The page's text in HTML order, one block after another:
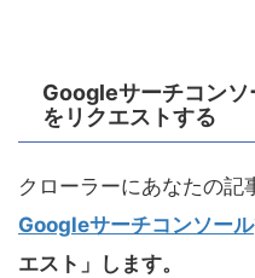
Googleサーチコン
をリクエストする
クローラーにあなたの記
Googleサーチコンソール
エスト」します。